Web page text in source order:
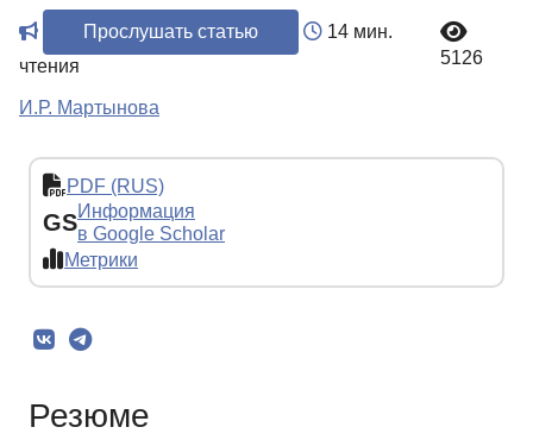
Прослушать статью
14 мин.
чтения
5126
И.Р. Мартынова
PDF (RUS)
GSИнформация
в Google Scholar
Метрики
Резюме